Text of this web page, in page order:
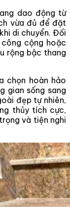
dao động từ
vừa đủ để đặt
di chuyển. Đối
cộng hoặc
rộng bậc thang
chọn hoàn hảo
gian sống sang
đẹp tự nhiên,
thủy tích cực,
và tiện nghi